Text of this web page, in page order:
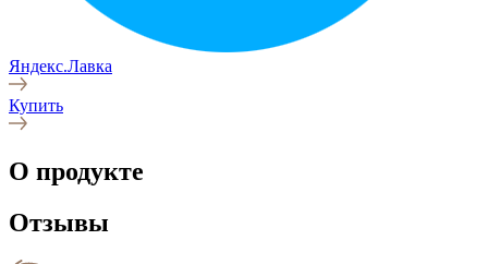
Яндекс.Лавка
Купить
О продукте
Отзывы